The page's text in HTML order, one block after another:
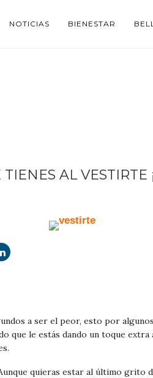
NOTICIAS BIENESTAR
AL VESTIRTE
a ser el peor, esto por
que le estás dando un toque
quieras estar al último grito